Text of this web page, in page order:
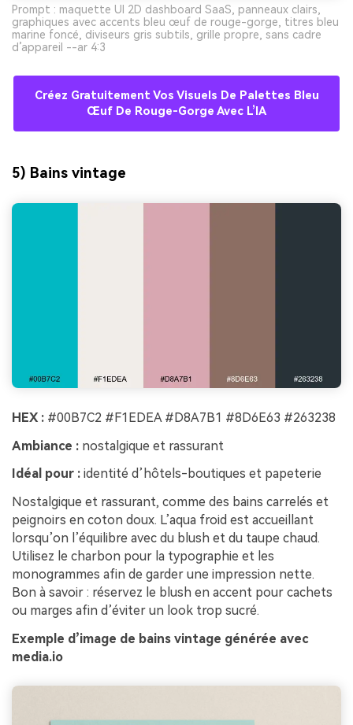
Prompt : maquette UI 2D dashboard SaaS, panneaux clairs,
graphiques avec accents bleu œuf de rouge-gorge, titres bleu
marine foncé, diviseurs gris subtils, grille propre, sans cadre
d’appareil --ar 4:3
Créez Gratuitement Vos Visuels De Palettes Bleu
Œuf De Rouge-Gorge Avec L’IA
5) Bains vintage
HEX : #00B7C2 #F1EDEA #D8A7B1 #8D6E63 #263238
Ambiance : nostalgique et rassurant
Idéal pour : identité d’hôtels-boutiques et papeterie
Nostalgique et rassurant, comme des bains carrelés et
peignoirs en coton doux. L’aqua froid est accueillant
lorsqu’on l’équilibre avec du blush et du taupe chaud.
Utilisez le charbon pour la typographie et les
monogrammes afin de garder une impression nette.
Bon à savoir : réservez le blush en accent pour cachets
ou marges afin d’éviter un look trop sucré.
Exemple d’image de bains vintage générée avec
media.io